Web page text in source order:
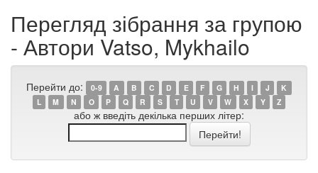
Перегляд зібрання за групою
- Автори Vatso, Mykhailo
Перейти до: 0-9 A B C D E F G H I J
K
L
M N O P Q R S T U V W X Y Z
або ж введіть декілька перших літер: